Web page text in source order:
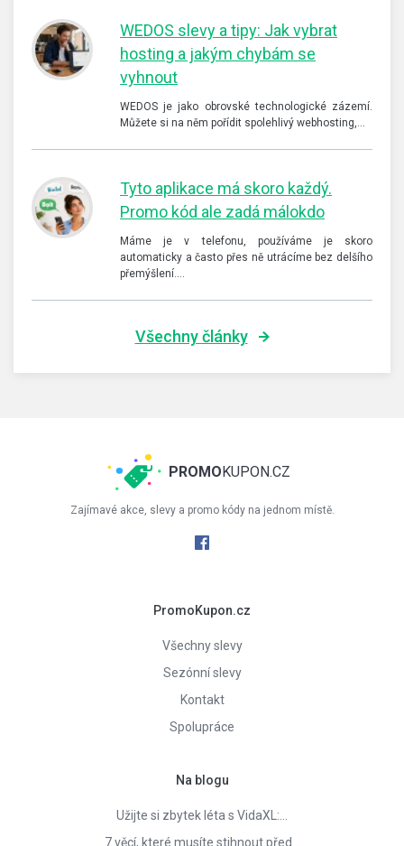
WEDOS slevy a tipy: Jak vybrat
hosting a jakým chybám se
vyhnout
WEDOS je jako obrovské technologické zázemí.
Můžete si na něm pořídit spolehlivý webhosting,…
Tyto aplikace má skoro každý.
Promo kód ale zadá málokdo
Máme je v telefonu, používáme je skoro
automaticky a často přes ně utrácíme bez delšího
přemýšlení.…
Všechny články
PROMOKUPON.CZ
Zajímavé akce, slevy a promo kódy na jednom místě.
PromoKupon.cz
Všechny slevy
Sezónní slevy
Kontakt
Spolupráce
Na blogu
Užijte si zbytek léta s VidaXL:…
7 věcí, které musíte stihnout před…